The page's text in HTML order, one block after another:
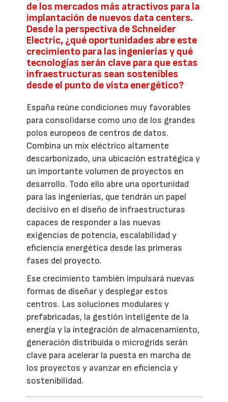
de los mercados más atractivos para la
implantación de nuevos data centers.
Desde la perspectiva de Schneider
Electric, ¿qué oportunidades abre este
crecimiento para las ingenierías y qué
tecnologías serán clave para que estas
infraestructuras sean sostenibles
desde el punto de vista energético?
España reúne condiciones muy favorables
para consolidarse como uno de los grandes
polos europeos de centros de datos.
Combina un mix eléctrico altamente
descarbonizado, una ubicación estratégica y
un importante volumen de proyectos en
desarrollo. Todo ello abre una oportunidad
para las ingenierías, que tendrán un papel
decisivo en el diseño de infraestructuras
capaces de responder a las nuevas
exigencias de potencia, escalabilidad y
eficiencia energética desde las primeras
fases del proyecto.
Ese crecimiento también impulsará nuevas
formas de diseñar y desplegar estos
centros. Las soluciones modulares y
prefabricadas, la gestión inteligente de la
energía y la integración de almacenamiento,
generación distribuida o microgrids serán
clave para acelerar la puesta en marcha de
los proyectos y avanzar en eficiencia y
sostenibilidad.